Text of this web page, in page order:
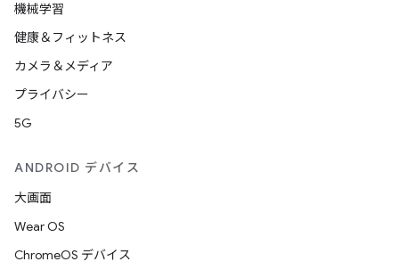
機械学習
健康＆フィットネス
カメラ＆メディア
プライバシー
5G
ANDROID デバイス
大画面
Wear OS
ChromeOS デバイス